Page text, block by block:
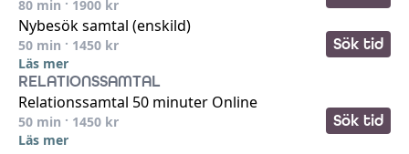
80 min · 1900 kr
Nybesök samtal (enskild)
50 min · 1450 kr
Läs mer
Sök tid
RELATIONSSAMTAL
Relationssamtal 50 minuter Online
50 min · 1450 kr
Läs mer
Sök tid